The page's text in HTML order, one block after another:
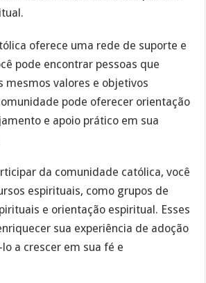
oferece uma rede de suporte e
pode encontrar pessoas que
mesmos valores e objetivos
pode oferecer orientação
e apoio prático em sua
da comunidade católica, você
espirituais, como grupos de
e orientação espiritual. Esses
sua experiência de adoção
a crescer em sua fé e